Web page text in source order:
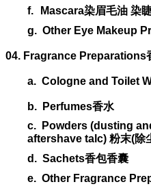
f.
Mascara染眉毛油 染
g. Other Eye Makeup
04. Fragrance Preparations
a. Cologne and Toilet
b. Perfumes香水
c.
Powders (dusting
aftershave talc) 粉末(除
d. Sachets香包香囊
e. Other Fragrance